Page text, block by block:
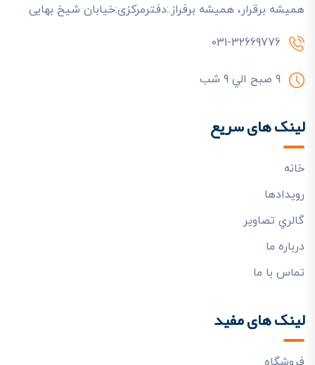
هميشه برقرار، هميشه برفراز.:دفترمرکزی:خیابان شیخ بهایی
031-32669776
9 صبح الي 9 شب
لینک های سریع
خانه
رويدادها
گالري تصاوير
درباره ما
تماس با ما
لینک های مفید